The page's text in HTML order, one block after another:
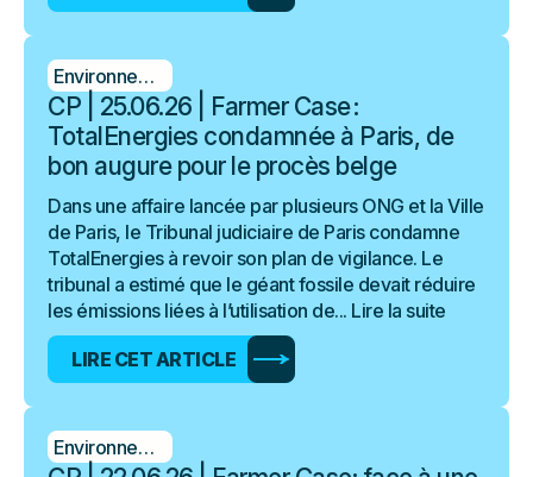
Environnement
CP | 25.06.26 | Farmer Case :
TotalEnergies condamnée à Paris, de
bon augure pour le procès belge
Dans une affaire lancée par plusieurs ONG et la Ville
de Paris, le Tribunal judiciaire de Paris condamne
TotalEnergies à revoir son plan de vigilance. Le
tribunal a estimé que le géant fossile devait réduire
les émissions liées à l’utilisation de... Lire la suite
LIRE CET ARTICLE
Environnement